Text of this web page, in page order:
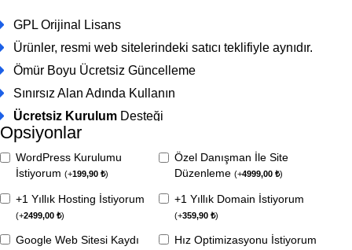
GPL Orijinal Lisans
Ürünler, resmi web sitelerindeki satıcı teklifiyle aynıdır.
Ömür Boyu Ücretsiz Güncelleme
Sınırsız Alan Adında Kullanın
Ücretsiz Kurulum Desteği
Opsiyonlar
WordPress Kurulumu
İstiyorum(+199,90₺)
Özel Danışman İle Site
Düzenleme(+4999,00₺)
+1 Yıllık Hosting İstiyorum
(+2499,00₺)
+1 Yıllık Domain İstiyorum
(+359,90₺)
Google Web Sitesi Kaydı Hız Optimizasyonu İstiyorum